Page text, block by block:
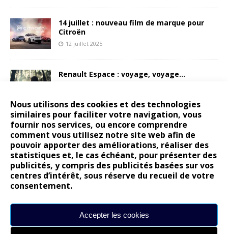
Nous utilisons des cookies et des technologies
similaires pour faciliter votre navigation, vous
fournir nos services, ou encore comprendre
comment vous utilisez notre site web afin de
pouvoir apporter des améliorations, réaliser des
statistiques et, le cas échéant, pour présenter des
publicités, y compris des publicités basées sur vos
centres d’intérêt, sous réserve du recueil de votre
consentement.
Accepter les cookies
14 juillet : nouveau film de marque pour
Citroën
12 juillet 2025
Renault Espace : voyage, voyage…
Peugeot E-208 GTi : naissance d’une
légende
17 juin 2025
Les publications reprennent bientôt…